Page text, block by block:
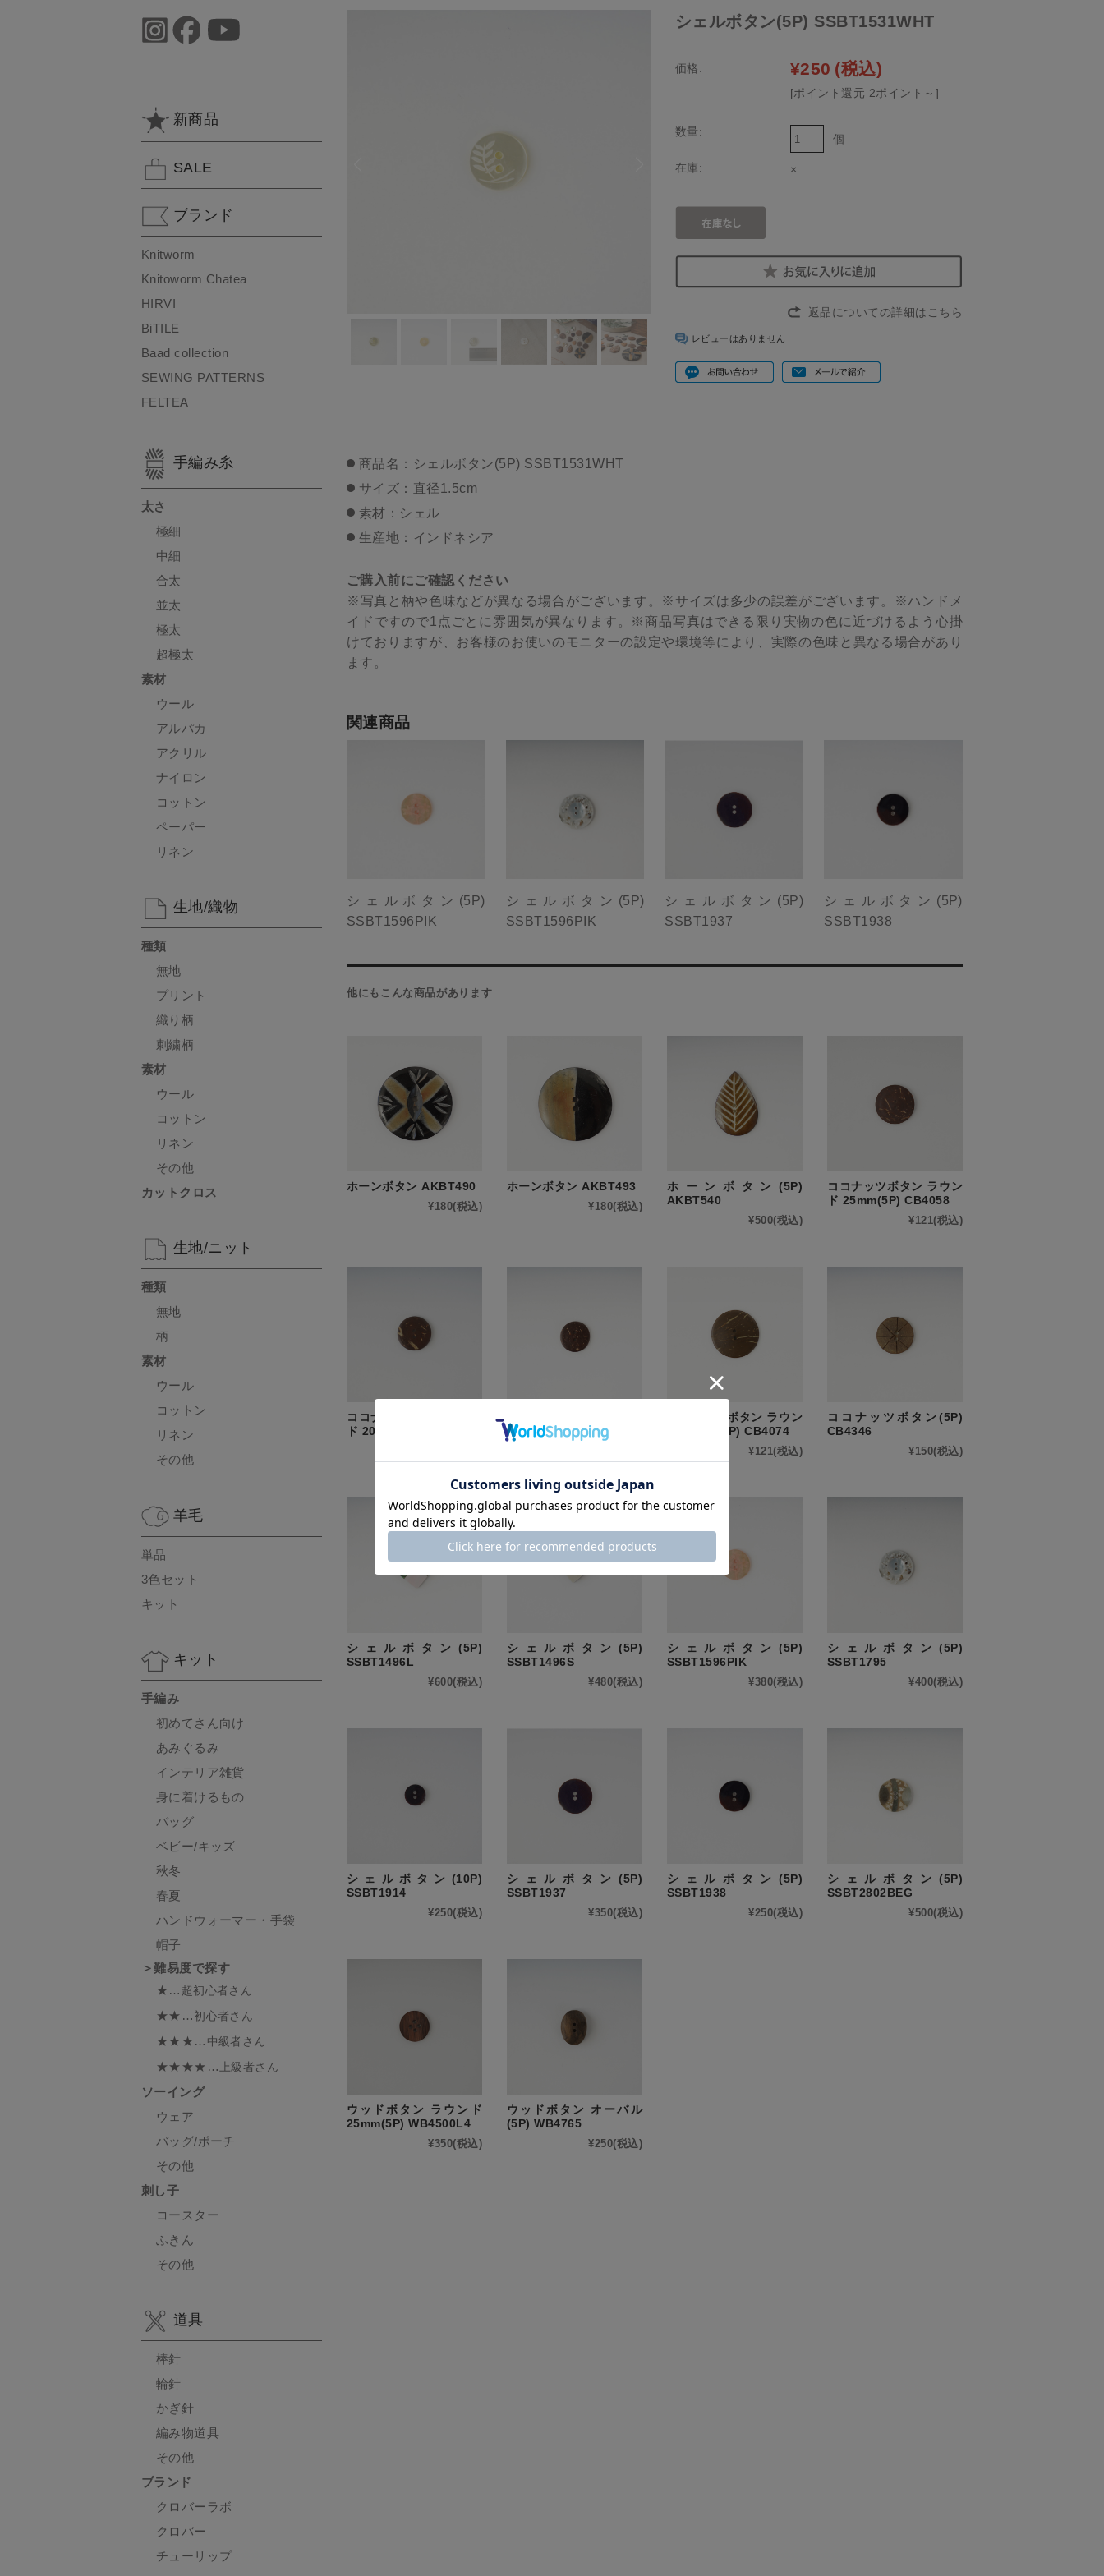
シェルボタン(5P) SSBT1531WHT
価格: ¥250 (税込)
[ポイント還元 2ポイント～]
数量:
個
在庫: ×
返品についての詳細はこちら
レビューはありません
商品名：シェルボタン(5P) SSBT1531WHT
サイズ：直径1.5cm
素材：シェル
生産地：インドネシア
ご購入前にご確認ください
※写真と柄や色味などが異なる場合がございます。※サイズは多少の誤差がございます。※ハンドメ
イドですので1点ごとに雰囲気が異なります。※商品写真はできる限り実物の色に近づけるよう心掛
けておりますが、お客様のお使いのモニターの設定や環境等により、実際の色味と異なる場合があり
ます。
関連商品
シェルボタン(5P)
SSBT1596PIK
シェルボタン(5P)
SSBT1596PIK
シェルボタン(5P)
SSBT1937
シェルボタン(5P)
SSBT1938
他にもこんな商品があります
ホーンボタン AKBT490
¥180(税込)
ホーンボタン AKBT493
¥180(税込)
ホーンボタン(5P)
AKBT540
¥500(税込)
ココナッツボタン ラウン
ド 25mm(5P) CB4058
¥121(税込)
ココナッツボタン ラウン
ド 20mm(5P) CB4059
ド 18mm(10P) CB4060
ココナッツボタン ラウン
ド 30mm(5P) CB4074
¥121(税込)
ココナッツボタン(5P)
CB4346
¥150(税込)
シェルボタン(5P)
SSBT1496L
¥600(税込)
シェルボタン(5P)
SSBT1496S
¥480(税込)
シェルボタン(5P)
SSBT1596PIK
¥380(税込)
シェルボタン(5P)
SSBT1795
¥400(税込)
シェルボタン(10P)
SSBT1914
¥250(税込)
シェルボタン(5P)
SSBT1937
¥350(税込)
シェルボタン(5P)
SSBT1938
¥250(税込)
シェルボタン(5P)
SSBT2802BEG
¥500(税込)
ウッドボタン ラウンド
25mm(5P) WB4500L4
¥350(税込)
ウッドボタン オーバル
(5P) WB4765
¥250(税込)
新商品
SALE
ブランド
Knitworm
Knitoworm Chatea
HIRVI
BiTILE
Baad collection
SEWING PATTERNS
FELTEA
手編み糸
太さ
極細
中細
合太
並太
極太
超極太
素材
ウール
アルパカ
アクリル
ナイロン
コットン
ペーパー
リネン
生地/織物
種類
無地
プリント
織り柄
刺繍柄
素材
ウール
コットン
リネン
その他
カットクロス
生地/ニット
種類
無地
柄
素材
ウール
コットン
リネン
その他
羊毛
単品
3色セット
キット
キット
手編み
初めてさん向け
あみぐるみ
インテリア雑貨
身に着けるもの
バッグ
ベビー/キッズ
秋冬
春夏
ハンドウォーマー・手袋
帽子
＞難易度で探す
★… 超初心者さん
★★…初心者さん
★★★… 中級者さん
★★★★… 上級者さん
ソーイング
ウェア
バッグ/ポーチ
その他
刺し子
コースター
ふきん
その他
道具
棒針
輪針
かぎ針
編み物道具
その他
ブランド
クロバーラボ
クロバー
チューリップ